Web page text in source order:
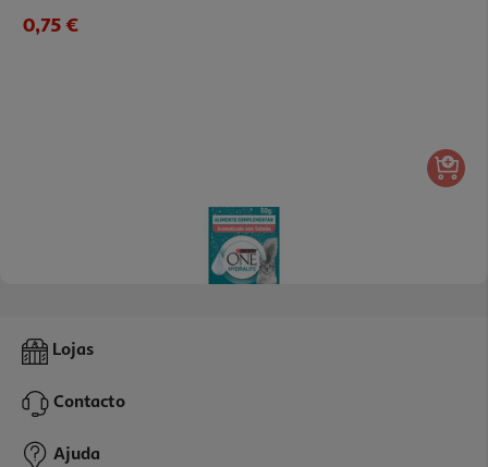
0,75 €
Alimento Complementar Purina One Hydralife Salmão 50g
0,75 €
Lojas
Contacto
Ajuda